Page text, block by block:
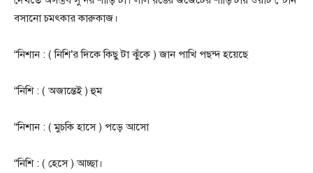
বসানো চমৎকার কারুকাজ।
“নিশান : ( নিশি’র দিকে কিছু টা ঝুঁকে ) জান পাখি পছন্দ হয়েছে
“নিশি : ( অজান্তেই ) হুম
“নিশান : ( মুচকি হাসে ) পড়ে আসো
“নিশি : ( হেসে ) আচ্ছা।